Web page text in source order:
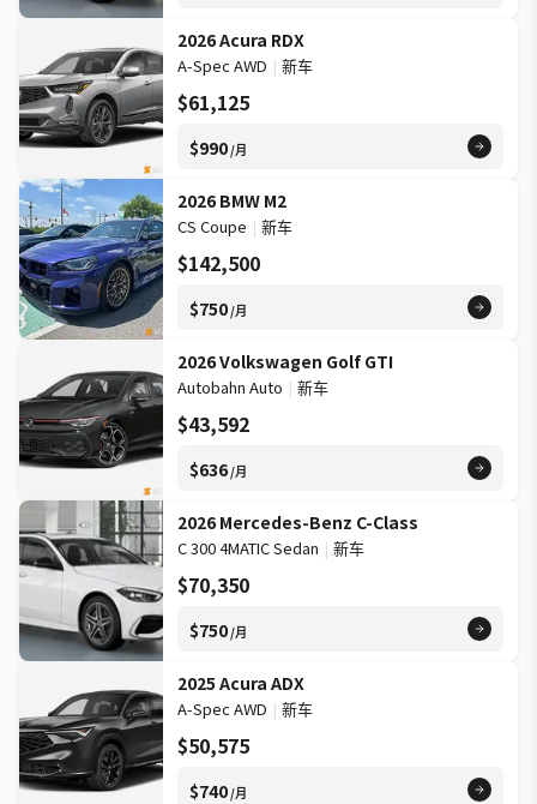
2026 Acura RDX
A-Spec AWD | 新车
$61,125
$990/月
2026 BMW M2
CS Coupe | 新车
$142,500
$750/月
2026 Volkswagen Golf GTI
Autobahn Auto | 新车
$43,592
$636/月
2026 Mercedes-Benz C-Class
C 300 4MATIC Sedan | 新车
$70,350
$750/月
2025 Acura ADX
A-Spec AWD | 新车
$50,575
$740/月